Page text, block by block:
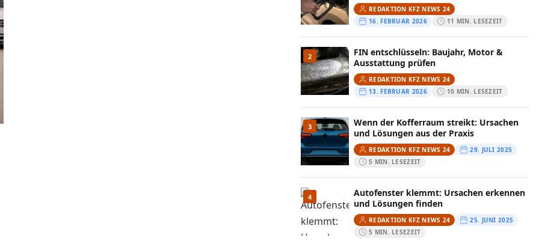
REDAKTION KFZ NEWS 24
16. FEBRUAR 2026
11 MIN. LESEZEIT
2
FIN entschlüsseln: Baujahr, Motor &
Ausstattung prüfen
REDAKTION KFZ NEWS 24
13. FEBRUAR 2026
10 MIN. LESEZEIT
3
Wenn der Kofferraum streikt: Ursachen
und Lösungen aus der Praxis
REDAKTION KFZ NEWS 24
29. JULI 2025
5 MIN. LESEZEIT
4
Autofenster klemmt: Ursachen erkennen
und Lösungen finden
REDAKTION KFZ NEWS 24
25. JUNI 2025
5 MIN. LESEZEIT